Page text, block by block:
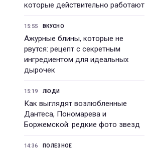
которые действительно работают
15:55 ВКУСНО
Ажурные блины, которые не
рвутся: рецепт с секретным
ингредиентом для идеальных
дырочек
15:19 ЛЮДИ
Как выглядят возлюбленные
Дантеса, Пономарева и
Боржемской: редкие фото звезд
14:36 ПОЛЕЗНОЕ